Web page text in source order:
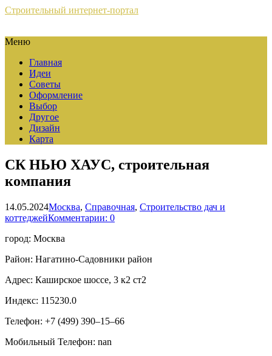
Строительный интернет-портал
Меню
Главная
Идеи
Советы
Оформление
Выбор
Другое
Дизайн
Карта
СК НЬЮ ХАУС, строительная
компания
14.05.2024Москва, Справочная, Строительство дач и
коттеджейКомментарии: 0
город: Москва
Район: Нагатино-Садовники район
Адрес: Каширское шоссе, 3 к2 ст2
Индекс: 115230.0
Телефон: +7 (499) 390‒15‒66
Мобильный Телефон: nan